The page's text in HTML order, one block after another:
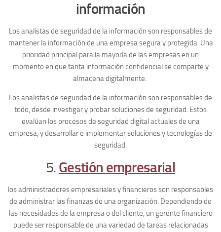
información
Los analistas de seguridad de la información son responsables de
mantener la información de una empresa segura y protegida. Una
prioridad principal para la mayoría de las empresas en un
momento en que tanta información confidencial se comparte y
almacena digitalmente.
Los analistas de seguridad de la información son responsables de
todo, desde investigar y probar soluciones de seguridad. Estos
evalúan los procesos de seguridad digital actuales de una
empresa, y desarrollar e implementar soluciones y tecnologías de
seguridad.
5. Gestión empresarial
los administradores empresariales y financieros son responsables
de administrar las finanzas de una organización. Dependiendo de
las necesidades de la empresa o del cliente, un gerente financiero
puede ser responsable de una variedad de tareas relacionadas